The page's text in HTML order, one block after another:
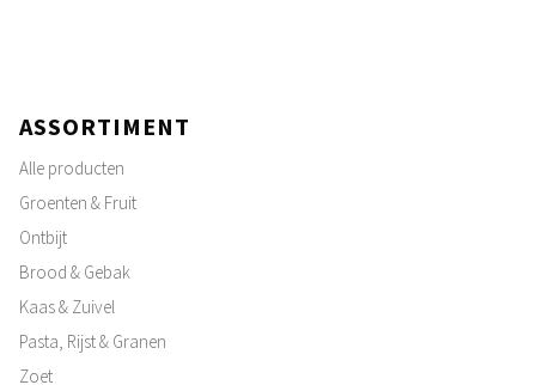
ASSORTIMENT
Alle producten
Groenten & Fruit
Ontbijt
Brood & Gebak
Kaas & Zuivel
Pasta, Rijst & Granen
Zoet